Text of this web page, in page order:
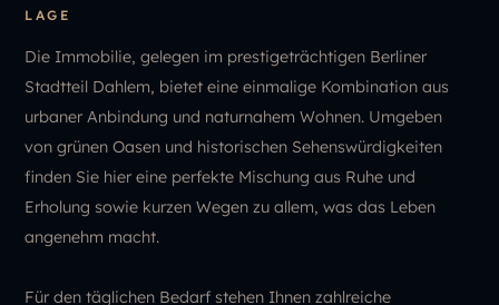
LAGE
Die Immobilie, gelegen im prestigeträchtigen Berliner
Stadtteil Dahlem, bietet eine einmalige Kombination aus
urbaner Anbindung und naturnahem Wohnen. Umgeben
von grünen Oasen und historischen Sehenswürdigkeiten
finden Sie hier eine perfekte Mischung aus Ruhe und
Erholung sowie kurzen Wegen zu allem, was das Leben
angenehm macht.
Für den täglichen Bedarf stehen Ihnen zahlreiche